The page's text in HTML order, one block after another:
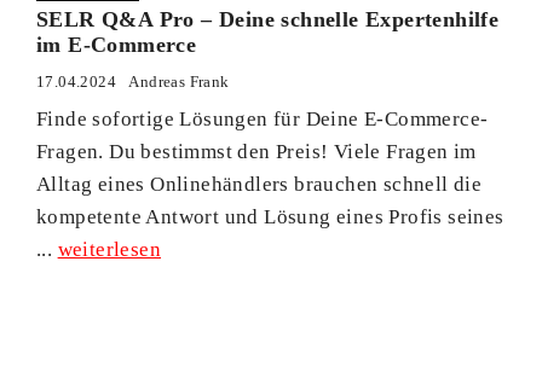
SELR Q&A Pro – Deine schnelle Expertenhilfe
im E-Commerce
17.04.2024 Andreas Frank
Finde sofortige Lösungen für Deine E-Commerce-
Fragen. Du bestimmst den Preis! Viele Fragen im
Alltag eines Onlinehändlers brauchen schnell die
kompetente Antwort und Lösung eines Profis seines
... weiterlesen